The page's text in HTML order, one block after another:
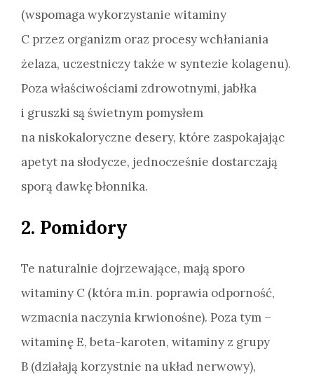
(wspomaga wykorzystanie witaminy
C przez organizm oraz procesy wchłaniania
żelaza, uczestniczy także w syntezie kolagenu).
Poza właściwościami zdrowotnymi, jabłka
i gruszki są świetnym pomysłem
na niskokaloryczne desery, które zaspokajając
apetyt na słodycze, jednocześnie dostarczają
sporą dawkę błonnika.
2. Pomidory
Te naturalnie dojrzewające, mają sporo
witaminy C (która m.in. poprawia odporność,
wzmacnia naczynia krwionośne). Poza tym –
witaminę E, beta-karoten, witaminy z grupy
B (działają korzystnie na układ nerwowy),